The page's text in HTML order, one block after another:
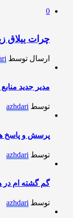
0
چرات ییلاق
ارسال توسط
مدیر جدید
توسط azhdari
پرسش و پاسخ
توسط azhdari
گم گشته ام در
توسط azhdari